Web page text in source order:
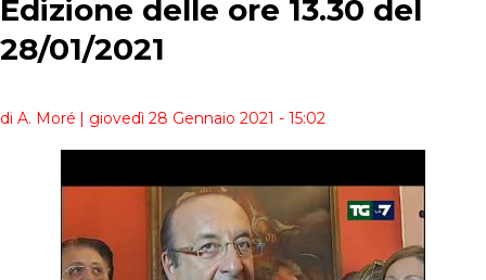
Edizione delle ore 13.30 del
28/01/2021
di A. Moré | giovedì 28 Gennaio 2021 - 15:02